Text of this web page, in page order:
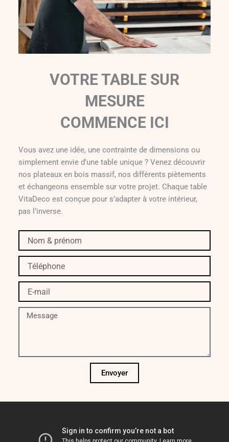
VOTRE TABLE SUR
MESURE
COMMENCE ICI
Vous avez une idée, une contrainte de dimensions ou
simplement envie d’une table unique ? Venez découvrir
nos plateaux en bois massif, nos différents piètements
et échangeons ensemble sur votre projet. Chaque table
VitaDeco est conçue pour s’adapter à votre intérieur,
pas l’inverse.
prénom
mail
Message
Envoyer